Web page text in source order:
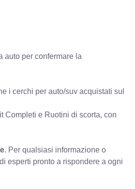
auto per confermare la
i cerchi per auto/suv acquistati sul
Completi e Ruotini di scorta, con
. Per qualsiasi informazione o
esperti pronto a rispondere a ogni